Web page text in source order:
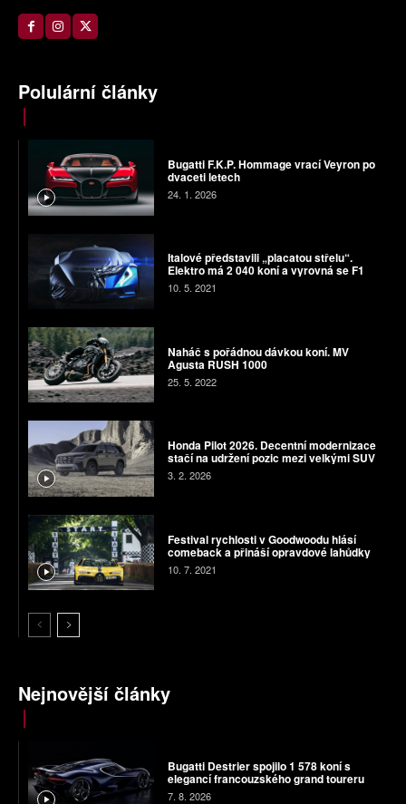
Polulární články
Bugatti F.K.P. Hommage vrací Veyron po
dvaceti letech
24. 1. 2026
Italové představili „placatou střelu“.
Elektro má 2 040 koní a vyrovná se F1
10. 5. 2021
Naháč s pořádnou dávkou koní. MV
Agusta RUSH 1000
25. 5. 2022
Honda Pilot 2026. Decentní modernizace
stačí na udržení pozic mezi velkými SUV
3. 2. 2026
Festival rychlosti v Goodwoodu hlásí
comeback a přináší opravdové lahůdky
10. 7. 2021
Nejnovější články
Bugatti Destrier spojilo 1 578 koní s
elegancí francouzského grand toureru
7. 8. 2026